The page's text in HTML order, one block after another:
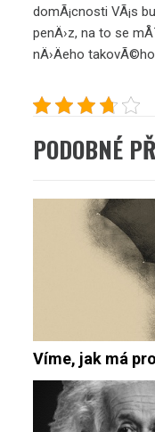
domÃ¡cnosti VÃ¡s
penÄ›z, na to se
nÄ›Äeho
PODOBNÉ
Víme, jak má